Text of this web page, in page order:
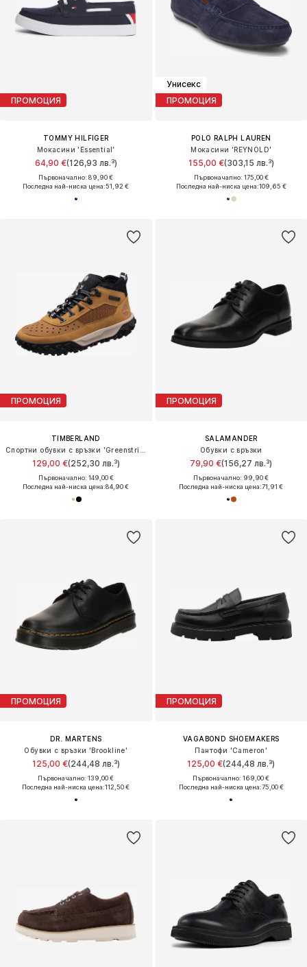
ПРОМОЦИЯ
TOMMY HILFIGER
Мокасини 'Essential'
64,90 €(126,93 лв.³)
Първоначално: 89,90 €
Последна най-ниска цена:51,92 €
Унисекс
ПРОМОЦИЯ
POLO RALPH LAUREN
Мокасини 'REYNOLD'
155,00 €(303,15 лв.³)
Първоначално: 175,00 €
Последна най-ниска цена:109,65 €
ПРОМОЦИЯ
TIMBERLAND
Спортни обувки с връзки 'Greenstride Motion 6'
129,00 €(252,30 лв.³)
Първоначално: 149,00 €
Последна най-ниска цена:84,90 €
ПРОМОЦИЯ
SALAMANDER
Обувки с връзки
79,90 €(156,27 лв.³)
Първоначално: 99,90 €
Последна най-ниска цена:71,91 €
ПРОМОЦИЯ
DR. MARTENS
Обувки с връзки 'Brookline'
125,00 €(244,48 лв.³)
Първоначално: 139,00 €
Последна най-ниска цена:112,50 €
ПРОМОЦИЯ
VAGABOND SHOEMAKERS
Пантофи 'Cameron'
125,00 €(244,48 лв.³)
Първоначално: 169,00 €
Последна най-ниска цена:75,00 €